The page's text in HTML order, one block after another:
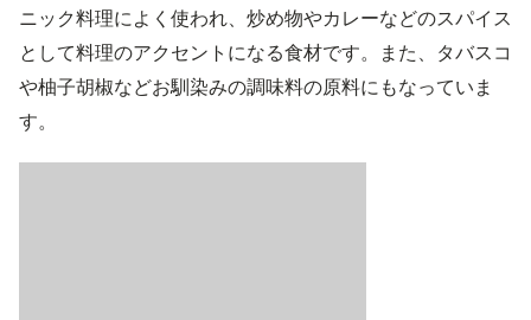
ニック料理によく使われ、炒め物やカレーなどのスパイス
として料理のアクセントになる食材です。また、タバスコ
や柚子胡椒などお馴染みの調味料の原料にもなっていま
す。